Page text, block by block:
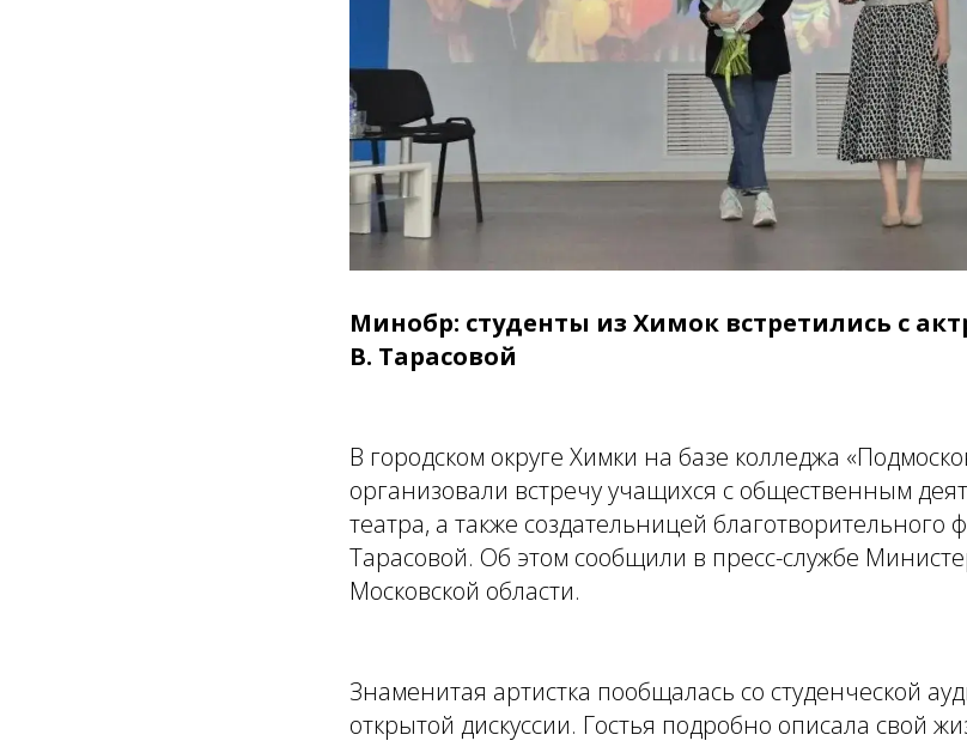
Минобр: студенты из Химок встретились с
В. Тарасовой
В городском округе Химки на базе колледжа
организовали встречу учащихся с общественным
театра, а также создательницей благотворительного
Тарасовой. Об этом сообщили в пресс-службе
Московской области.
Знаменитая артистка пообщалась со студенческой
открытой дискуссии. Гостья подробно описала свой